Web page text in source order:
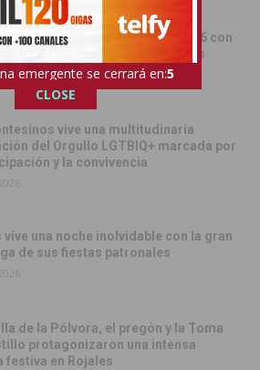
cerró sus fiestas patronales 2026 con
desfile de Moros y Cristianos
vive una multitudinaria
del Orgullo LGTBIQ+ marcada por
y la convivencia
vive una noche inolvidable con la gran
de sus fiestas patronales
de la Pólvora, el pregón y la Toma
protagonizaron una intensa
festiva en Rojales
emergente se cerrará en:4
CLOSE